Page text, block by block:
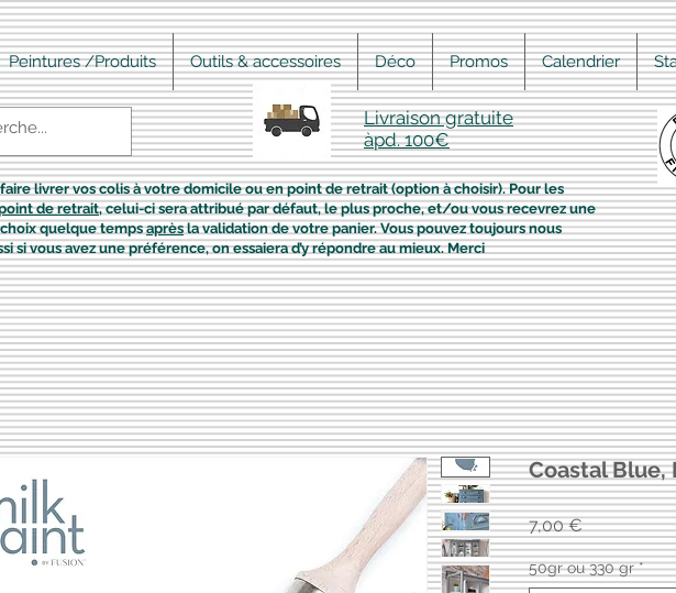
Peintures /Produits Outils & accessoires Déco Promos Calendrier
Livraison gratuite
àpd. 100€
livrer vos colis à votre domicile ou en point de retrait (option à choisir). Pour les
de retrait, celui-ci sera attribué par défaut, le plus proche, et/ou vous recevrez une
quelque tempsaprèsla validation de votre panier. Vous pouvez toujours nous
si vous avez une préférence, on essaiera d’y répondre au mieux. Merci
Coastal Blue,
7,00 €Prix
50gr ou 330 gr *